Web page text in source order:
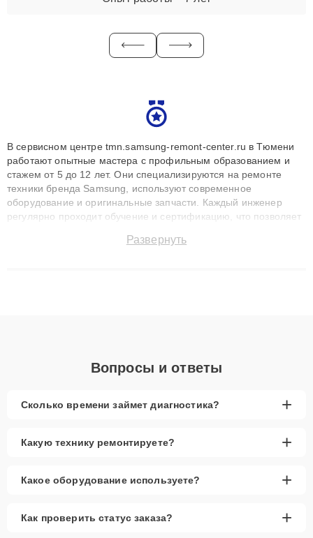
В сервисном центре tmn.samsung-remont-center.ru в Тюмени
работают опытные мастера с профильным образованием и
стажем от 5 до 12 лет. Они специализируются на ремонте
техники бренда Samsung, используют современное
оборудование и оригинальные запчасти. Каждый инженер
регулярно проходит обучение и сертификацию, что позволяет
технику с сохранением гарантии до 3 лет. Наши мастера
Развернуть
Вопросы и ответы
Сколько времени займет диагностика? +
Какую технику ремонтируете? +
Какое оборудование используете? +
Как проверить статус заказа? +